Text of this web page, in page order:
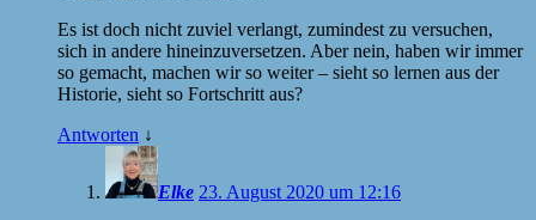
Es ist doch nicht zuviel verlangt, zumindest zu versuchen,
sich in andere hineinzuversetzen. Aber nein, haben wir immer
so gemacht, machen wir so weiter – sieht so lernen aus der
Historie, sieht so Fortschritt aus?
Antworten ↓
Elke 23. August 2020 um 12:16